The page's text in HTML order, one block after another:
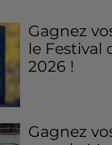
Gagnez
le Festival
2026 !
Gagnez